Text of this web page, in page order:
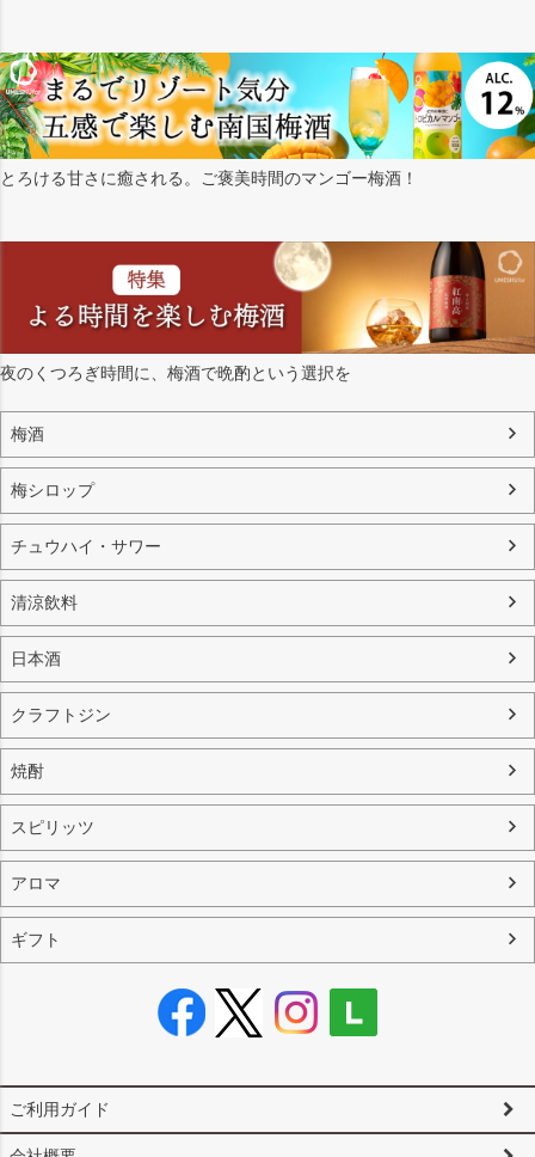
とろける甘さに癒される。ご褒美時間のマンゴー梅酒！
夜のくつろぎ時間に、梅酒で晩酌という選択を
梅酒
梅シロップ
チュウハイ・サワー
清涼飲料
日本酒
クラフトジン
焼酎
スピリッツ
アロマ
ギフト
ご利用ガイド